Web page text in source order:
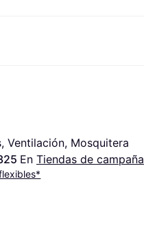
Ventilación, Mosquitera
En Tiendas de campaña